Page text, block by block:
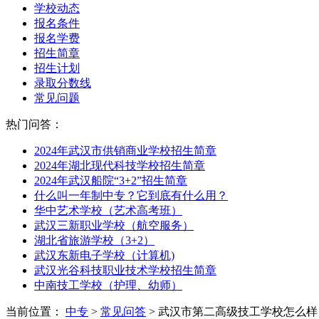
学校动态
报名条件
报名学费
招生简章
招生计划
录取分数线
常见问题
热门问答：
2024年武汉市供销商业学校招生简章
2024年湖北现代科技学校招生简章
2024年武汉船院“3+2”招生简章
什么叫一年制中专？它到底有什么用？
华中艺术学校（艺术高考班）
武汉三新职业学校（航空服务）
湖北省旅游学校（3+2）
武汉东新电子学校（计算机)
武汉光谷科技职业技术学校招生简章
中南技工学校（护理、幼师）
当前位置： 中专 > 常见问答 > 武汉市第二高级技工学校怎么